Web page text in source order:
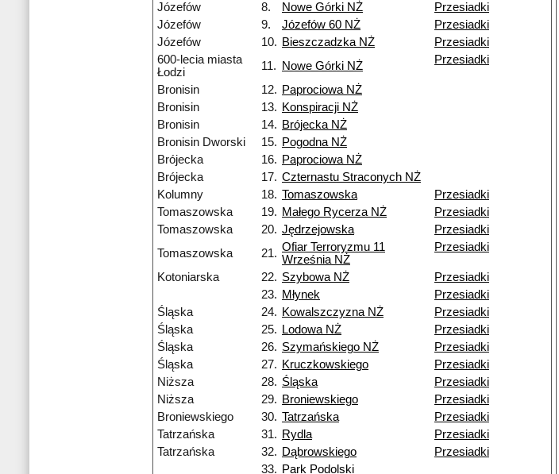
Józefów
8. Nowe Górki NŻ
Przesiadki
Józefów
9. Józefów 60 NŻ
Przesiadki
Józefów
10. Bieszczadzka NŻ
Przesiadki
600-lecia miasta
Łodzi
11. Nowe Górki NŻ Przesiadki
Bronisin 12. Paprociowa NŻ
Bronisin
13. Konspiracji NŻ
Bronisin
14. Brójecka NŻ
Bronisin Dworski
15. Pogodna NŻ
Brójecka
16. Paprociowa NŻ
Brójecka
17. Czternastu Straconych NŻ
Kolumny
18. Tomaszowska
Przesiadki
Tomaszowska
19. Małego Rycerza NŻ
Przesiadki
Tomaszowska
20. Jędrzejowska
Przesiadki
Tomaszowska
21. Ofiar Terroryzmu 11
Września NŻ
Przesiadki
Kotoniarska 22. Szybowa NŻ
Przesiadki
23. Młynek
Przesiadki
Śląska
24. Kowalszczyzna NŻ
Przesiadki
Śląska
25. Lodowa NŻ
Przesiadki
Śląska
26. Szymańskiego NŻ
Przesiadki
Śląska
27. Kruczkowskiego
Przesiadki
Niższa
28. Śląska
Przesiadki
Niższa
29. Broniewskiego
Przesiadki
Broniewskiego
30. Tatrzańska
Przesiadki
Tatrzańska
31. Rydla
Przesiadki
Tatrzańska
32. Dąbrowskiego
Przesiadki
33. Park Podolski